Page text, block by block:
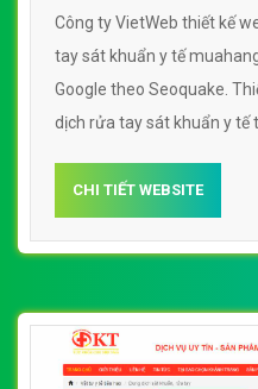
Công ty VietWeb thiết kế
tay sát khuẩn y tế
Google theo Seoquake.
dịch rửa tay sát khuẩn y tế
trải nghiệm người dùng
rửa tay sát khuẩn y tế
CHI TIẾT WEBSITE